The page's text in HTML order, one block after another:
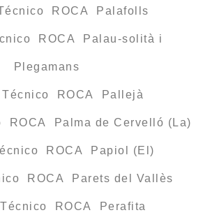
ROCA Palafolls
ROCA Palau-solità i
Plegamans
Técnico ROCA Pallejà
ROCA Palma de Cervelló (La)
ROCA Papiol (El)
ROCA Parets del Vallès
ROCA Perafita